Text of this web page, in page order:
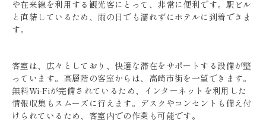
や在来線を利用する観光客にとって、非常に便利です。駅ビル
と直結しているため、雨の日でも濡れずにホテルに到着できま
す。
客室は、広々としており、快適な滞在をサポートする設備が整
っています。高層階の客室からは、高崎市街を一望できます。
無料Wi-Fiが完備されているため、インターネットを利用した
情報収集もスムーズに行えます。デスクやコンセントも備え付
けられているため、客室内での作業も可能です。